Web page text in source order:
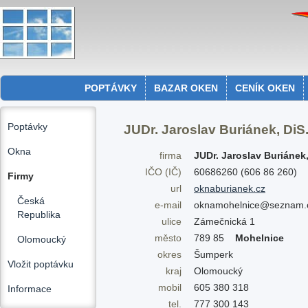
POPTÁVKY BAZAR OKEN CENÍK OKEN
Poptávky
Okna
Firmy
Česká
Republika
Olomoucký
Vložit poptávku
Informace
JUDr. Jaroslav Buriánek,
firma
JUDr. Jaroslav
IČO (IČ)
60686260 (606 86 260)
url
oknaburianek.cz
e-mail
ulice
Zámečnická 1
město
789 85 Mohelnice
okres
Šumperk
kraj
Olomoucký
mobil
605 380 318
tel.
777 300 143